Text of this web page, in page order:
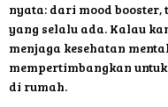
nyata: dari mood
yang selalu ada. Kalau
menjaga kesehatan
mempertimbangkan
di rumah.